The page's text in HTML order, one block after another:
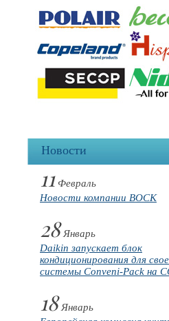
Новости
11 Февраль
Новости компании BOCK
28Январь
Daikin запускает блок
кондиционирования для
системы Conveni-Pack на
18Январь